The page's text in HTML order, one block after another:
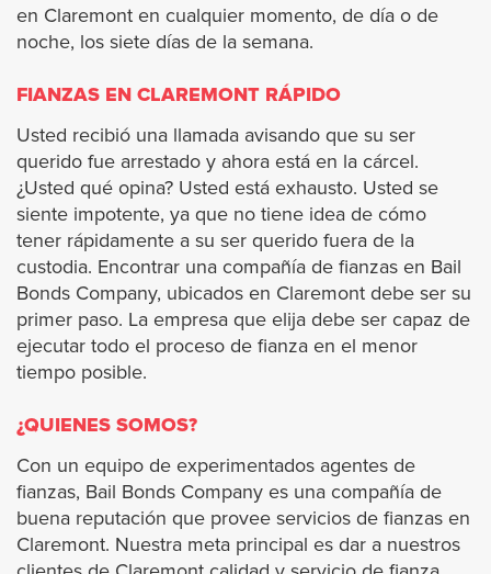
Montebello
Manhattan Beach
Monterey Park
Norwalk
Palmdale
Paramount
Pasadena
en Claremont en cualquier momento, de día o de
noche, los siete días de la semana.
FIANZAS EN CLAREMONT RÁPIDO
Usted recibió una llamada avisando que su ser
querido fue arrestado y ahora está en la cárcel.
¿Usted qué opina? Usted está exhausto. Usted se
siente impotente, ya que no tiene idea de cómo
tener rápidamente a su ser querido fuera de la
custodia. Encontrar una compañía de fianzas en Bail
Bonds Company, ubicados en Claremont debe ser su
primer paso. La empresa que elija debe ser capaz de
ejecutar todo el proceso de fianza en el menor
tiempo posible.
¿QUIENES SOMOS?
Con un equipo de experimentados agentes de
fianzas, Bail Bonds Company es una compañía de
buena reputación que provee servicios de fianzas en
Claremont. Nuestra meta principal es dar a nuestros